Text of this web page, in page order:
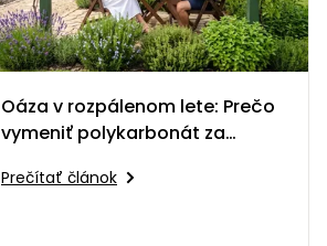
Oáza v rozpálenom lete: Prečo
vymeniť polykarbonát za
Prečítať článok